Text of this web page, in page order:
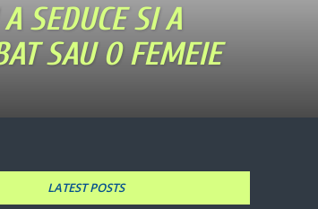
SEDUCE SI A
SAU O FEMEIE
LATEST POSTS